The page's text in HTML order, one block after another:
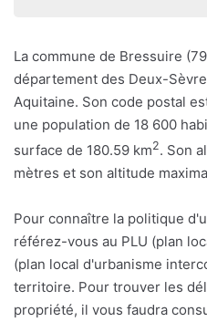
La commune de Bressuire
département des Deux-
Aquitaine. Son code postal
une population de 18 600
surface de 180.59 km2. Son
mètres et son altitude
Pour connaître la politique
référez-vous au PLU (plan
(plan local d'urbanisme
territoire. Pour trouver les
propriété, il vous faudra